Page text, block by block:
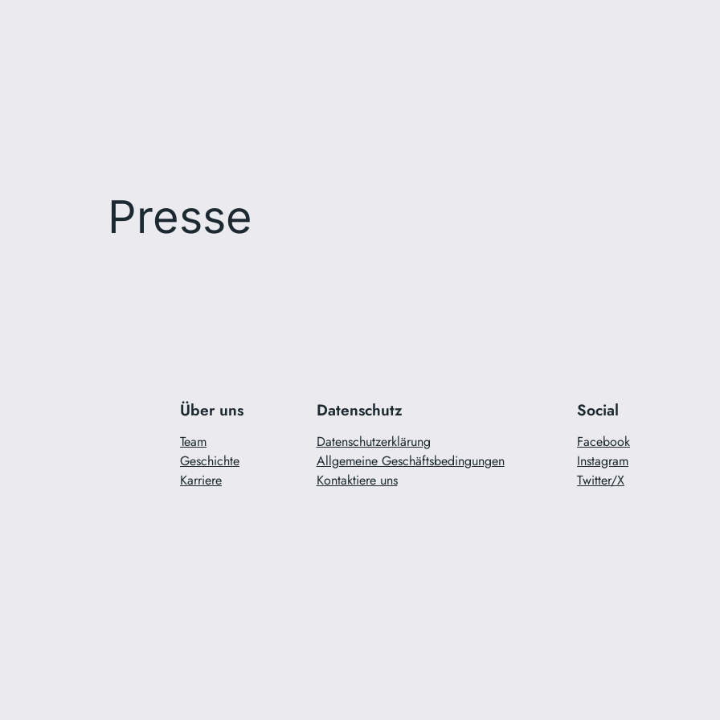
Presse
Über uns
Team
Geschichte
Karriere
Datenschutz
Datenschutzerklärung
Allgemeine Geschäftsbedingungen
Kontaktiere uns
Social
Facebook
Instagram
Twitter/X